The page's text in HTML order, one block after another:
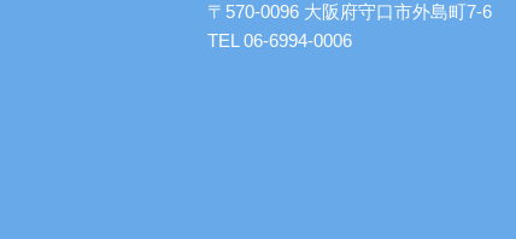
〒570-0096 大阪府守口市外島町7-6
TEL 06-6994-0006